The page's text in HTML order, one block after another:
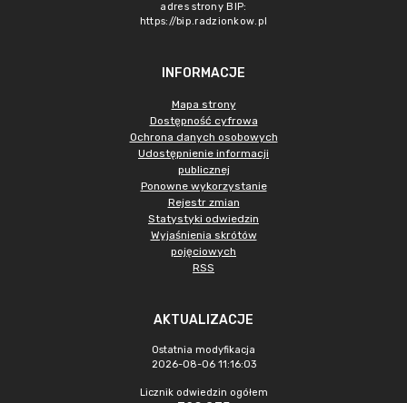
adres strony BIP:
https://bip.radzionkow.pl
INFORMACJE
Mapa strony
Dostępność cyfrowa
Ochrona danych osobowych
Udostępnienie informacji
publicznej
Ponowne wykorzystanie
Rejestr zmian
Statystyki odwiedzin
Wyjaśnienia skrótów
pojęciowych
RSS
AKTUALIZACJE
Ostatnia modyfikacja
2026-08-06 11:16:03
Licznik odwiedzin ogółem